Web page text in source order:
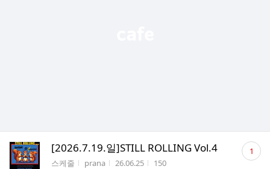
[2026.7.19.일]STILL ROLLING Vol.4
게시판명
스케줄 작성자
prana 작성시간
26.06.25 조회수
150
댓
글 1